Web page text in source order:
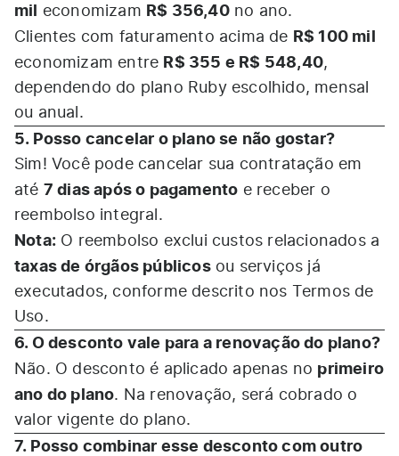
mil economizam R$ 356,40no ano.
Clientes com faturamento acima de R$ 100 mil
economizam entre R$ 355 e R$ 548,40,
dependendo do plano Ruby escolhido, mensal
ou anual.
5. Posso cancelar o plano se não gostar?
Sim! Você pode cancelar sua contratação em
até 7 dias após o pagamento e receber o
reembolso integral.
Nota: O reembolso exclui custos relacionados a
taxas de órgãos públicosou serviços já
executados, conforme descrito nos
Termos de
Uso.
6. O desconto vale para a renovação do plano?
Não. O desconto é aplicado apenas no primeiro
ano do plano. Na renovação, será cobrado o
valor vigente do plano.
7. Posso combinar esse desconto com outro